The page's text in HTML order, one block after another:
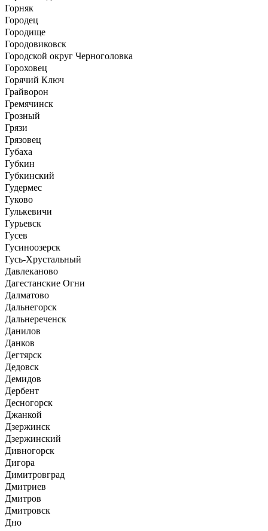
Горняк
Городец
Городище
Городовиковск
Городской округ Черноголовка
Гороховец
Горячий Ключ
Грайворон
Гремячинск
Грозный
Грязи
Грязовец
Губаха
Губкин
Губкинский
Гудермес
Гуково
Гулькевичи
Гурьевск
Гусев
Гусиноозерск
Гусь-Хрустальный
Давлеканово
Дагестанские Огни
Далматово
Дальнегорск
Дальнереченск
Данилов
Данков
Дегтярск
Дедовск
Демидов
Дербент
Десногорск
Джанкой
Дзержинск
Дзержинский
Дивногорск
Дигора
Димитровград
Дмитриев
Дмитров
Дмитровск
Дно